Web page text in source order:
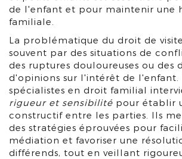
de l'enfant et pour maintenir une
familiale.
La problématique du droit de
souvent par des situations de
des ruptures douloureuses ou des
d'opinions sur l'intérêt de l'enfant.
spécialistes en droit familial
rigueur et sensibilité pour établir
constructif entre les parties. Ils
des stratégies éprouvées pour
médiation et favoriser une
différends, tout en veillant